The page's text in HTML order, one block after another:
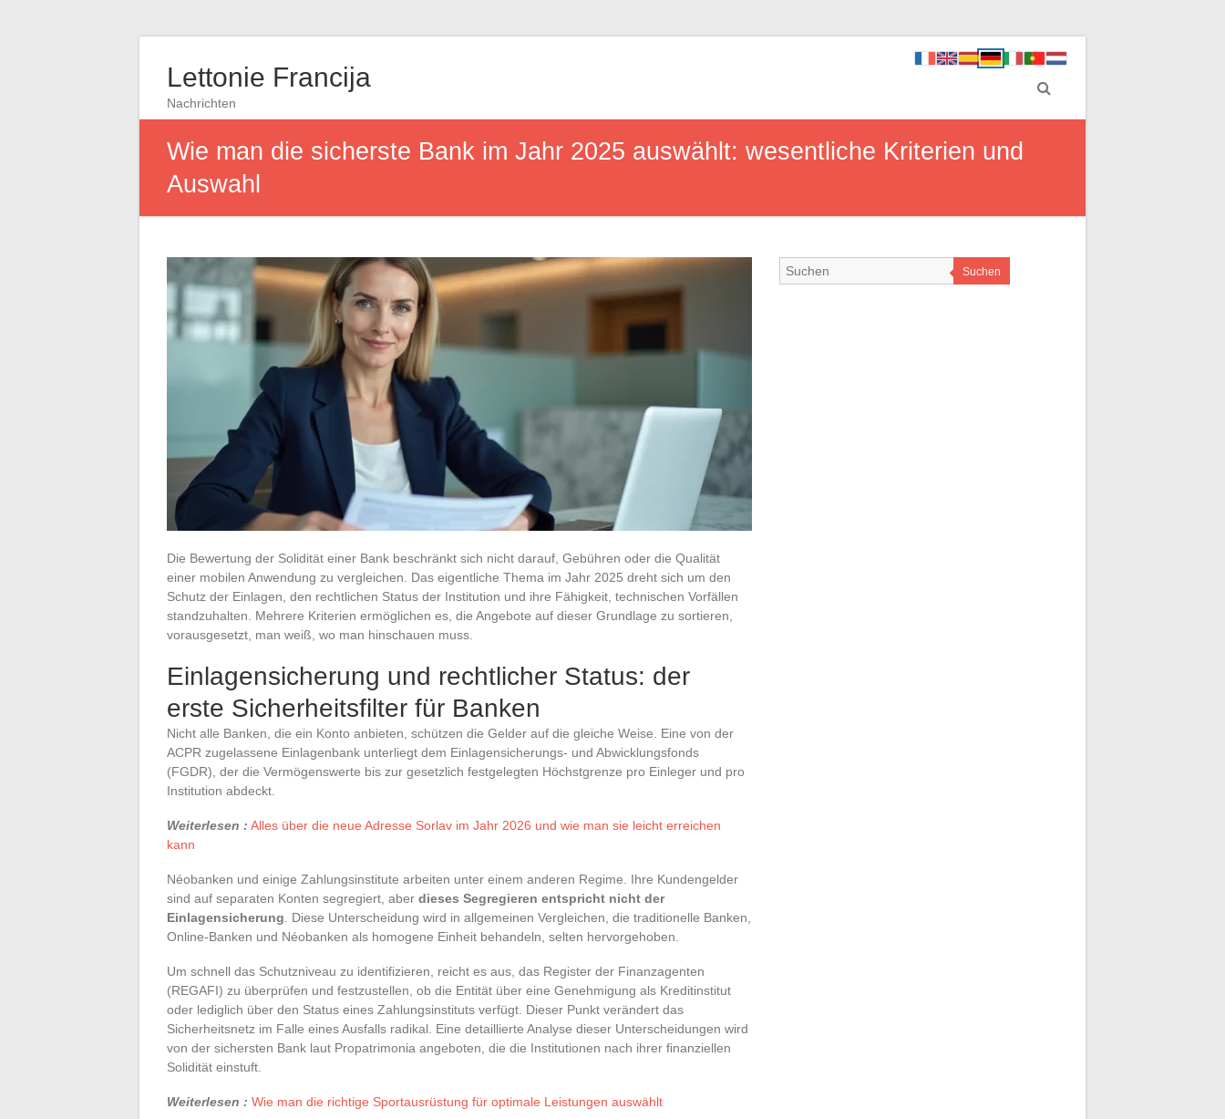
Lettonie Francija
Nachrichten
Wie man die sicherste Bank im Jahr 2025 auswählt: wesentliche Kriterien und
Auswahl
Die Bewertung der Solidität einer Bank beschränkt sich nicht darauf, Gebühren oder die Qualität
einer mobilen Anwendung zu vergleichen. Das eigentliche Thema im Jahr 2025 dreht sich um den
Schutz der Einlagen, den rechtlichen Status der Institution und ihre Fähigkeit, technischen Vorfällen
standzuhalten. Mehrere Kriterien ermöglichen es, die Angebote auf dieser Grundlage zu sortieren,
vorausgesetzt, man weiß, wo man hinschauen muss.
Einlagensicherung und rechtlicher Status: der
erste Sicherheitsfilter für Banken
Nicht alle Banken, die ein Konto anbieten, schützen die Gelder auf die gleiche Weise. Eine von der
ACPR zugelassene Einlagenbank unterliegt dem Einlagensicherungs- und Abwicklungsfonds
(FGDR), der die Vermögenswerte bis zur gesetzlich festgelegten Höchstgrenze pro Einleger und pro
Institution abdeckt.
Weiterlesen : Alles über die neue Adresse Sorlav im Jahr 2026 und wie man sie leicht erreichen
kann
Néobanken und einige Zahlungsinstitute arbeiten unter einem anderen Regime. Ihre Kundengelder
sind auf separaten Konten segregiert, aber dieses Segregieren entspricht nicht der
Einlagensicherung . Diese Unterscheidung wird in allgemeinen Vergleichen, die traditionelle Banken,
Online-Banken und Néobanken als homogene Einheit behandeln, selten hervorgehoben.
Um schnell das Schutzniveau zu identifizieren, reicht es aus, das Register der Finanzagenten
(REGAFI) zu überprüfen und festzustellen, ob die Entität über eine Genehmigung als Kreditinstitut
oder lediglich über den Status eines Zahlungsinstituts verfügt. Dieser Punkt verändert das
Sicherheitsnetz im Falle eines Ausfalls radikal. Eine detaillierte Analyse dieser Unterscheidungen wird
von der sichersten Bank laut Propatrimonia angeboten, die die Institutionen nach ihrer finanziellen
Solidität einstuft.
Weiterlesen : Wie man die richtige Sportausrüstung für optimale Leistungen auswählt
Suchen